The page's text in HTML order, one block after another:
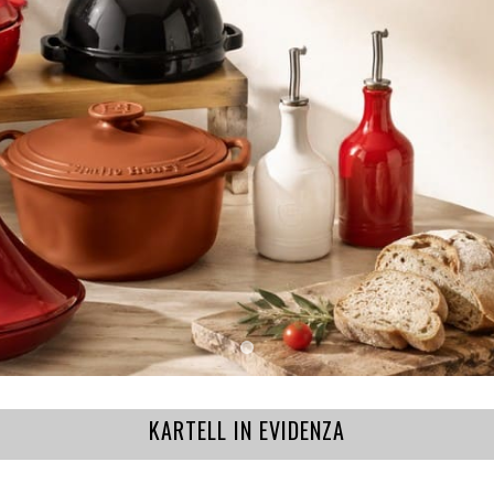
KARTELL IN EVIDENZA